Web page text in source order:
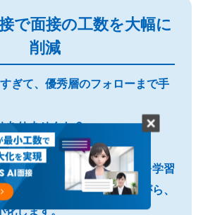
で面接の工数を大幅に
削減
ぎて、優秀層のフォローまで手
ありませんか？
は、採用のプロの評価基準を学習
掘り。面接の質を担保しながら、
化します。